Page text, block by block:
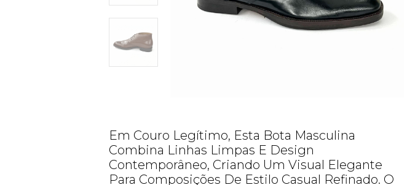
Em Couro Legítimo, Esta Bota Masculina
Combina Linhas Limpas E Design
Contemporâneo, Criando Um Visual Elegante
Para Composições De Estilo Casual Refinado. O